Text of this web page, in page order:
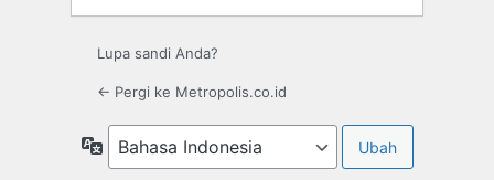
Lupa sandi Anda?
← Pergi ke Metropolis.co.id
Bahasa